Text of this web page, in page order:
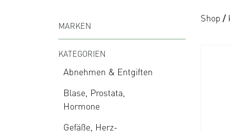
MARKEN
KATEGORIEN
Abnehmen & Entgiften
Blase, Prostata,
Hormone
Gefäße, Herz-
Shop /